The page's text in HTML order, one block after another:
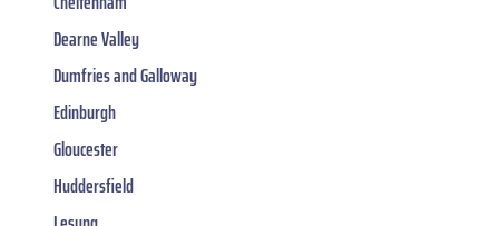
Dearne Valley
Dumfries and Galloway
Edinburgh
Gloucester
Huddersfield